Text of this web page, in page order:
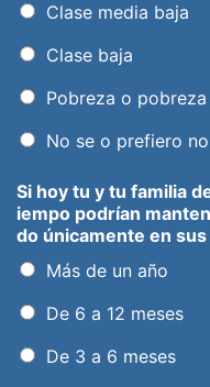
Clase media baja
Clase baja
Pobreza o
No se o prefiero
Si hoy tu y tu familia
iempo podrían
do únicamente en
Más de un año
De 6 a 12 meses
De 3 a 6 meses